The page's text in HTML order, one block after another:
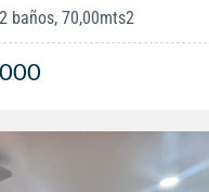
baños, 70,00mts2